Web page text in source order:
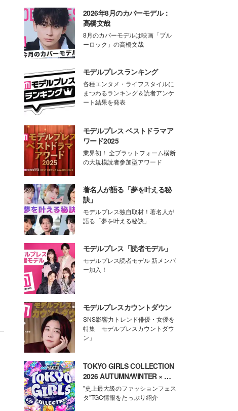
2026年8月のカバーモデル：
高橋文哉
8月のカバーモデルは映画「ブル
ーロック」の高橋文哉
モデルプレスランキング
各種エンタメ・ライフスタイルに
まつわるランキング＆読者アンケ
ート結果を発表
モデルプレス ベストドラマア
ワード2025
業界初！ 全プラットフォーム横断
の大規模読者参加型アワード
著名人が語る「夢を叶える秘
訣」
モデルプレス独自取材！著名人が
語る「夢を叶える秘訣」
モデルプレス「読者モデル」
モデルプレス読者モデル 新メンバ
ー加入！
モデルプレスカウントダウン
SNS影響力トレンド俳優・女優を
特集「モデルプレスカウントダウ
ン」
TOKYO GIRLS COLLECTION
2026 AUTUMN/WINTER × モ
デルプレス
"史上最大級のファッションフェス
タ"TGC情報をたっぷり紹介